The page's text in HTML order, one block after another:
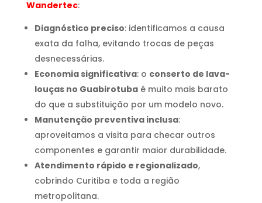
Wandertec:
Diagnóstico preciso: identificamos a causa
exata da falha, evitando trocas de peças
desnecessárias.
Economia significativa: o conserto de lava-
louças no Guabirotubaé muito mais barato
do que a substituição por um modelo novo.
Manutenção preventiva inclusa:
aproveitamos a visita para checar outros
componentes e garantir maior durabilidade.
Atendimento rápido e regionalizado,
cobrindo Curitiba e toda a região
metropolitana.